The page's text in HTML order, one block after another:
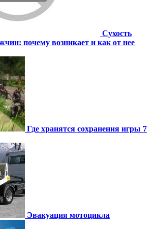
Сухость
почему возникает и как от нее
Где хранятся сохранения игры 7
Эвакуация мотоцикла